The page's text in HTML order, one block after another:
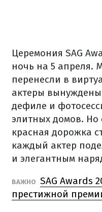
Церемония SAG
ночь на 5 апреля.
перенесли в
актеры
дефиле и
элитных домов. Но
красная дорожка
каждый актер
и элегантным
ВАЖНО SAG Awards
престижной